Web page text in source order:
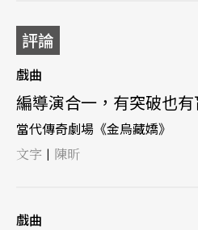
評論
戲曲
編導演合一，有突破也
當代傳奇劇場《金烏藏嬌》
文字 | 陳昕
戲曲